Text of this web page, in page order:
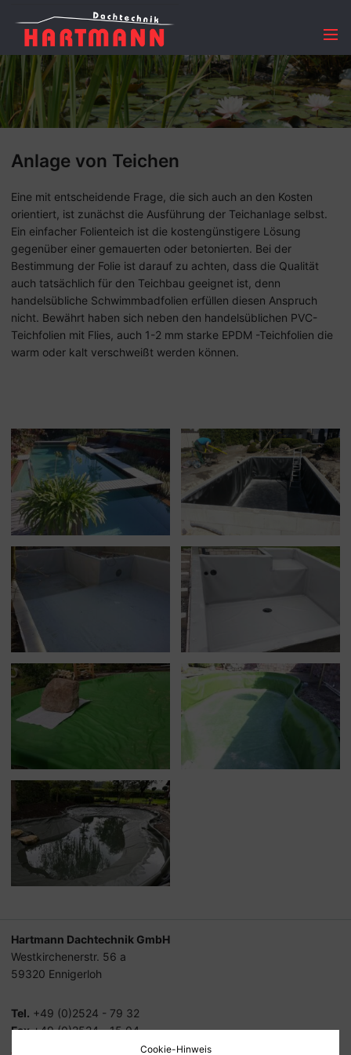
Menü
Anlage von Teichen
Eine mit entscheidende Frage, die sich auch an den Kosten
orientiert, ist zunächst die Ausführung der Teichanlage selbst.
Ein einfacher Folienteich ist die kostengünstigere Lösung
gegenüber einer gemauerten oder betonierten. Bei der
Bestimmung der Folie ist darauf zu achten, dass die Qualität
auch tatsächlich für den Teichbau geeignet ist, denn
handelsübliche Schwimmbadfolien erfüllen diesen Anspruch
nicht. Bewährt haben sich neben den handelsüblichen PVC-
Teichfolien mit Flies, auch 1-2 mm starke EPDM -Teichfolien die
warm oder kalt verschweißt werden können.
Hartmann Dachtechnik GmbH
Westkirchenerstr. 56 a
59320 Ennigerloh
Tel. +49 (0)2524 - 79 32
Fax+49 (0)2524 - 15 04
info@hartmann-dachtechnik.deCookie-Hinweis